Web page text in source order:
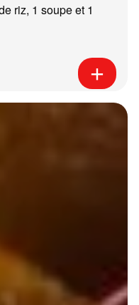
riz, 1 soupe et 1